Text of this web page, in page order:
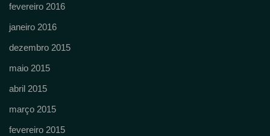
fevereiro 2016
janeiro 2016
dezembro 2015
maio 2015
abril 2015
março 2015
fevereiro 2015